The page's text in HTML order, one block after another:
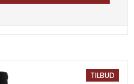
TILBUD